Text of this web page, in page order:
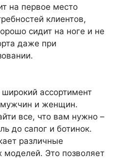
на первое место
клиентов,
сидит на ноге и не
даже при
широкий ассортимент
и женщин.
все, что вам нужно –
до сапог и ботинок.
различные
моделей. Это позволяет